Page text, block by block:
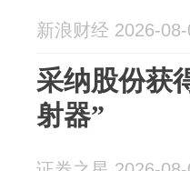
新浪财经 2026-08-
采纳股份获
射器”